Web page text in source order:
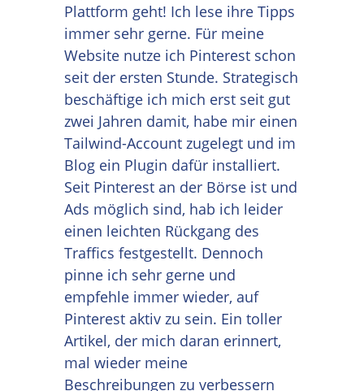
Plattform geht! Ich lese ihre Tipps
immer sehr gerne. Für meine
Website nutze ich Pinterest schon
seit der ersten Stunde. Strategisch
beschäftige ich mich erst seit gut
zwei Jahren damit, habe mir einen
Tailwind-Account zugelegt und im
Blog ein Plugin dafür installiert.
Seit Pinterest an der Börse ist und
Ads möglich sind, hab ich leider
einen leichten Rückgang des
Traffics festgestellt. Dennoch
pinne ich sehr gerne und
empfehle immer wieder, auf
Pinterest aktiv zu sein. Ein toller
Artikel, der mich daran erinnert,
mal wieder meine
Beschreibungen zu verbessern